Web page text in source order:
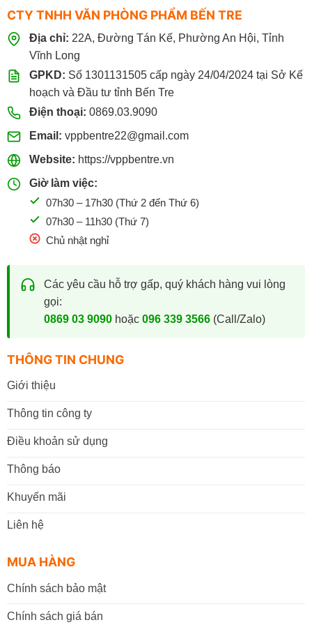
tương thích tốt với nhiều dòng máy in kim như Epson,
Fujitsu, Olivetti và các dòng máy in liên tục thông dụng hiện
VPP Bến Tre
là đơn vị chuyên phân phối giấy in liên tục 3
liên uy tín với nguồn hàng ổn định. Giá sỉ lẻ cạnh tranh và
hỗ trợ doanh nghiệp đầy đủ hóa đơn VAT. Khách hàng
được tư vấn tận tình. Hỗ trợ giao hàng miễn phí khu vực nội
thành và đảm bảo sản phẩm đúng quy cách, đúng chất
lượng.
Quý khách hàng là cá nhân, công ty, cơ quan,… Có thể
liên hệ đặt mua các loại giấy in 3 liên chính hãng tại VPP
Bến Tre theo hướng dẫn sau:
Đến mua trực tiếp tại cửa hàng VPP Bến Tre tại:
22A đường Tán Kế, Phường An Hội , Tỉnh Vĩnh
Long (TP. Bến Tre cũ)
Chủ Nhật: Nghỉ)
Đặt mua online tại website
096.339.3566
CTY TNHH VĂN PHÒNG PHẨM BẾN TRE
Địa chỉ: 22A, Đường Tán Kế, Phường An Hội, Tỉnh
Vĩnh Long
GPKD: Số 1301131505 cấp ngày 24/04/2024 tại Sở Kế
hoạch và Đầu tư tỉnh Bến Tre
Điện thoại: 0869.03.9090
Email: vppbentre22@gmail.com
Website: https://vppbentre.vn
Giờ làm việc:
07h30 – 17h30 (Thứ 2 đến Thứ 6)
07h30 – 11h30 (Thứ 7)
Chủ nhật nghỉ
Các yêu cầu hỗ trợ gấp, quý khách hàng vui lòng
gọi:
0869 03 9090hoặc 096 339 3566(Call/Zalo)
THÔNG TIN CHUNG
Giới thiệu
Thông tin công ty
Điều khoản sử dụng
Thông báo
Khuyến mãi
Liên hệ
MUA HÀNG
Chính sách bảo mật
Chính sách giá bán